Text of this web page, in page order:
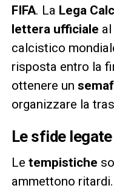
FIFA. La Lega
lettera ufficiale
calcistico
risposta entro la
ottenere un
organizzare la
Le sfide
Le tempistiche
ammettono